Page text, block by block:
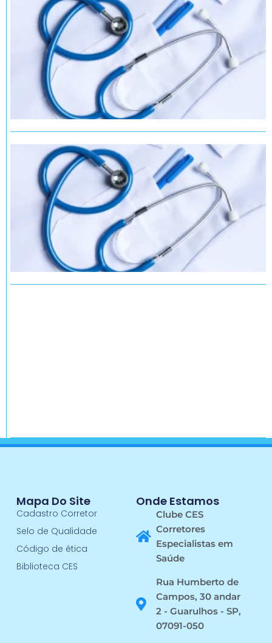
Mapa Do Site
Cadastro Corretor
Selo de Qualidade
Código de ética
Biblioteca CES
Onde Estamos
Clube CES
Corretores
Especialistas em
Saúde
Rua Humberto de
Campos, 30 andar
2 - Guarulhos - SP,
07091-050